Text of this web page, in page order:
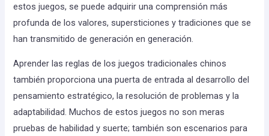
estos juegos, se puede adquirir una comprensión más
profunda de los valores, supersticiones y tradiciones que se
han transmitido de generación en generación.
Aprender las reglas de los juegos tradicionales chinos
también proporciona una puerta de entrada al desarrollo del
pensamiento estratégico, la resolución de problemas y la
adaptabilidad. Muchos de estos juegos no son meras
pruebas de habilidad y suerte; también son escenarios para